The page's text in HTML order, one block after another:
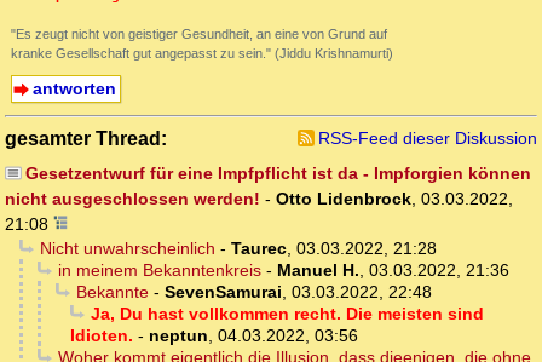
"Es zeugt nicht von geistiger Gesundheit, an eine von Grund auf
kranke Gesellschaft gut angepasst zu sein." (Jiddu Krishnamurti)
antworten
gesamter Thread:
RSS-Feed dieser Diskussion
Gesetzentwurf für eine Impfpflicht ist da - Impforgien können
nicht ausgeschlossen werden! - Otto Lidenbrock, 03.03.2022,
21:08
Nicht unwahrscheinlich - Taurec, 03.03.2022, 21:28
in meinem Bekanntenkreis- Manuel H., 03.03.2022, 21:36
Bekannte- SevenSamurai, 03.03.2022, 22:48
Ja, Du hast vollkommen recht. Die meisten sind
Idioten. - neptun, 04.03.2022, 03:56
Woher kommt eigentlich die Illusion, dass dieenigen, die ohne